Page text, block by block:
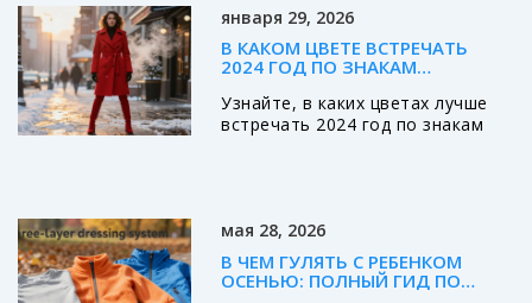
сухо.
января 29, 2026
В КАКОМ ЦВЕТЕ ВСТРЕЧАТЬ
2024 ГОД ПО ЗНАКАМ
ДЛЯ КАЖДОГО ЗНАКА
Узнайте, в каких цветах лучше
встречать 2024 год по знакам
рекомендации для каждого
знака.
мая 28, 2026
В ЧЕМ ГУЛЯТЬ С РЕБЕНКОМ
ОСЕНЬЮ: ПОЛНЫЙ ГИД ПО